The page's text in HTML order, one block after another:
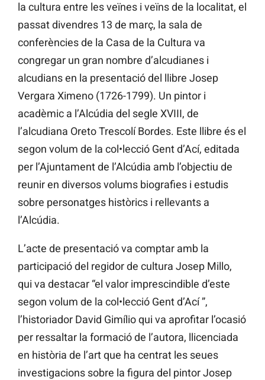
la cultura entre les veïnes i veïns de la localitat, el
passat divendres 13 de març, la sala de
conferències de la Casa de la Cultura va
congregar un gran nombre d’alcudianes i
alcudians en la presentació del llibre Josep
Vergara Ximeno (1726-1799). Un pintor i
acadèmic a l’Alcúdia del segle XVIII, de
l’alcudiana Oreto Trescolí Bordes. Este llibre és el
segon volum de la col•lecció Gent d’Ací, editada
per l’Ajuntament de l’Alcúdia amb l’objectiu de
reunir en diversos volums biografies i estudis
sobre personatges històrics i rellevants a
l’Alcúdia.
L’acte de presentació va comptar amb la
participació del regidor de cultura Josep Millo,
qui va destacar “el valor imprescindible d’este
segon volum de la col•lecció Gent d’Ací ”,
l’historiador David Gimílio qui va aprofitar l’ocasió
per ressaltar la formació de l’autora, llicenciada
en història de l’art que ha centrat les seues
investigacions sobre la figura del pintor Josep